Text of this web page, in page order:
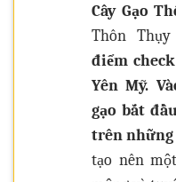
Cây Gạo
Thôn
điểm
Yên Mỹ.
gạo bắt
trên những
tạo nên